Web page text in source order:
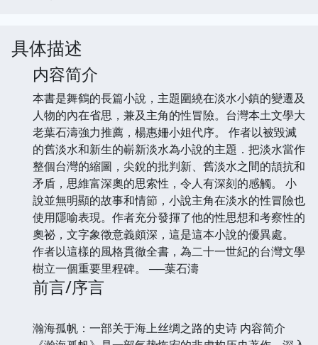
具体描述
内容简介
本書是舞鶴的長篇小說，主題圍繞在淡水小鎮的變遷及
人物的內在省思，兼及主角的性冒險。台灣本土文學大
老葉石濤強力推薦，楊惠姍小姐代序。 作者以被毀滅
的舊淡水和新生的嶄新淡水為小說的主題．把淡水當作
整個台灣的縮圖，尖銳的批判新、舊淡水之間的頡抗和
矛盾，思維富深奧的思索性，令人有深刻的感觸。 小
說並無明顯的故事和情節，小說主角在淡水的性冒險也
使用隱喻表現。作者充分發揮了他的性思想和考察性的
奧祕，文字象徵意義頗深，這是這本小說的優異處。
作者以這樣的風格貫徹全書，為二十一世紀的台灣文學
樹立一個重要里程碑。 ──葉石濤
前言/序言
瀚海孤帆：一部关于海上丝绸之路的史诗 内容简介